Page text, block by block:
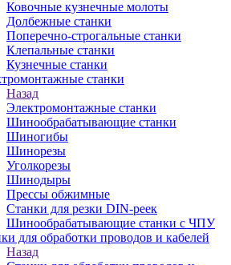
Ковочные кузнечные молоты
Долбежные станки
Поперечно-строгальные станки
Клепальные станки
Кузнечные станки
станки
Назад
Электромонтажные станки
Шинообрабатывающие станки
Шиногибы
Шинорезы
Уголкорезы
Шинодыры
Прессы обжимные
Станки для резки DIN-реек
Шинообрабатывающие станки с ЧПУ
для обработки проводов и кабелей
Назад